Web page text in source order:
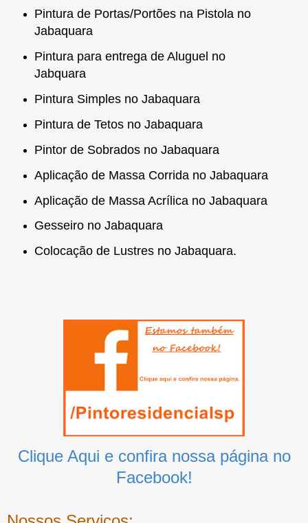
Pintura de Portas/Portões na Pistola no
Jabaquara
Pintura para entrega de Aluguel no
Jabquara
Pintura Simples no Jabaquara
Pintura de Tetos no Jabaquara
Pintor de Sobrados no Jabaquara
Aplicação de Massa Corrida no Jabaquara
Aplicação de Massa Acrílica no Jabaquara
Gesseiro no Jabaquara
Colocação de Lustres no Jabaquara.
Clique Aqui e confira nossa página no
Facebook!